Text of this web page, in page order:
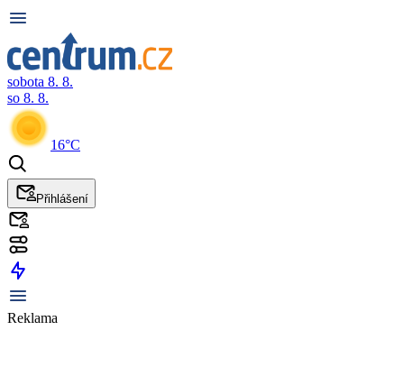
sobota 8. 8.
so 8. 8.
16°C
Přihlášení
Reklama